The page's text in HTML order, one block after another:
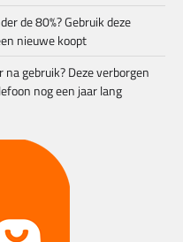
de 80%? Gebruik deze
nieuwe koopt
gebruik? Deze verborgen
nog een jaar lang